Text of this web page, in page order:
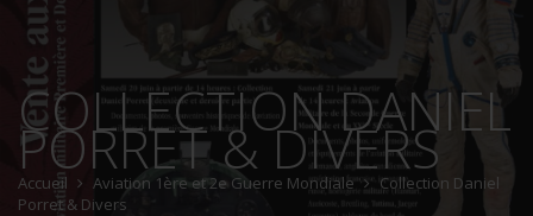
COLLECTION DANIEL
PORRET & DIVERS
Accueil Aviation 1ère et 2e Guerre Mondiale
Collection Daniel
Porret & Divers